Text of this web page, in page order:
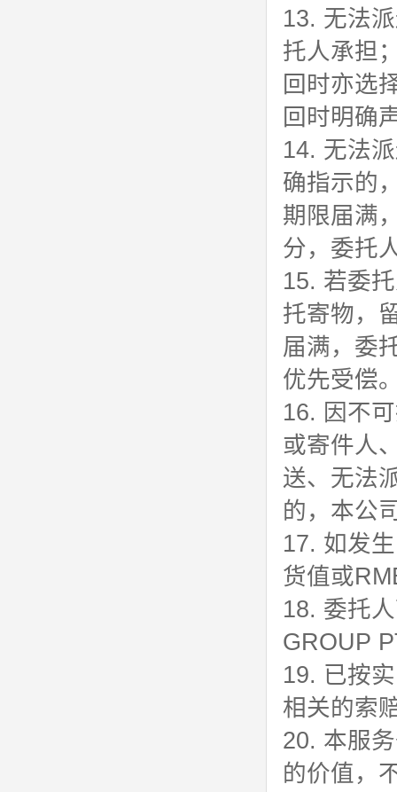
13. 无法
托人承担
回时亦选
回时明确
14. 无法
确指示的
期限届满
分，委托
15. 若委
托寄物，
届满，委
优先受偿
16. 因不
或寄件人
送、无法
的，本公
17. 如发
货值或
18. 委托
GROUP
19. 已按
相关的索
20. 本服
的价值，